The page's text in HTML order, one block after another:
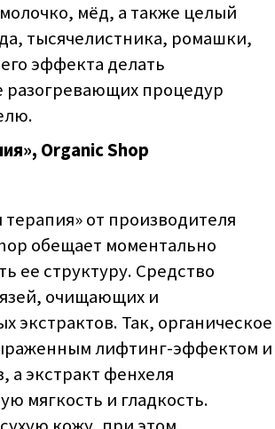
мёд, а также целый
тысячелистника, ромашки,
эффекта делать
разогревающих процедур
Organic Shop
от производителя
обещает моментально
ее структуру. Средство
очищающих и
экстрактов. Так, органическое
лифтинг-эффектом и
а экстракт фенхеля
мягкость и гладкость.